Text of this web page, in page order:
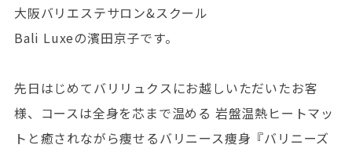
大阪バリエステサロン&スクール
Bali Luxeの濱田京子です。
先日はじめてバリリュクスにお越しいただいたお客
様、コースは全身を芯まで温める 岩盤温熱ヒートマッ
トと癒されながら痩せるバリニース痩身『バリニーズ